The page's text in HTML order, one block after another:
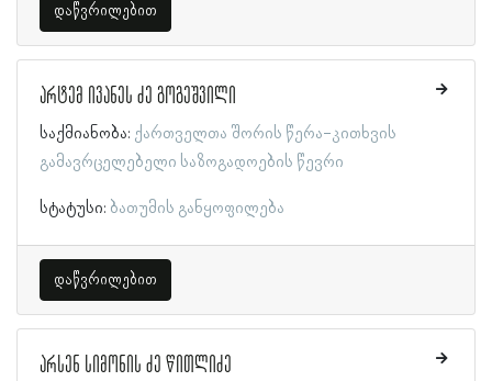
დაწვრილებით
არტემ ივანეს ძე გოგეშვილი
საქმიანობა: ქართველთა შორის წერა-კითხვის
გამავრცელებელი საზოგადოების წევრი
სტატუსი: ბათუმის განყოფილება
დაწვრილებით
არსენ სიმონის ძე წითლიძე